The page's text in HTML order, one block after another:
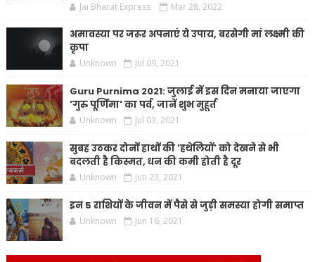
Jai Bharat Express Mar 28, 2022
अमावस्या पर जरूर अपनाएं ये उपाय, बरसेगी मां लक्ष्मी की
कृपा
Unknown Jul 09, 2021
Guru Purnima 2021: जुलाई में इस दिन मनाया जाएगा
'गुरु पूर्णिमा' का पर्व, जानें शुभ मुहूर्त
Unknown Jul 03, 2021
सुबह उठकर दोनों हाथों की 'हथेलियों' को देखने से भी
बदलती है किस्मत, धन की कमी होती है दूर
Unknown Jun 23, 2021
इन 5 राशियों के जीवन में पैसे से जुड़ी समस्या होगी समाप्त
Unknown Jun 16, 2021